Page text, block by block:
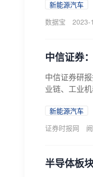
新能源汽车
数据宝
2023-
中信证券
中信证券研
业链、工业
新能源汽车
证券时报网
半导体板